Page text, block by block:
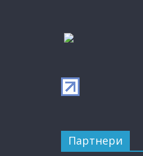
Партнери